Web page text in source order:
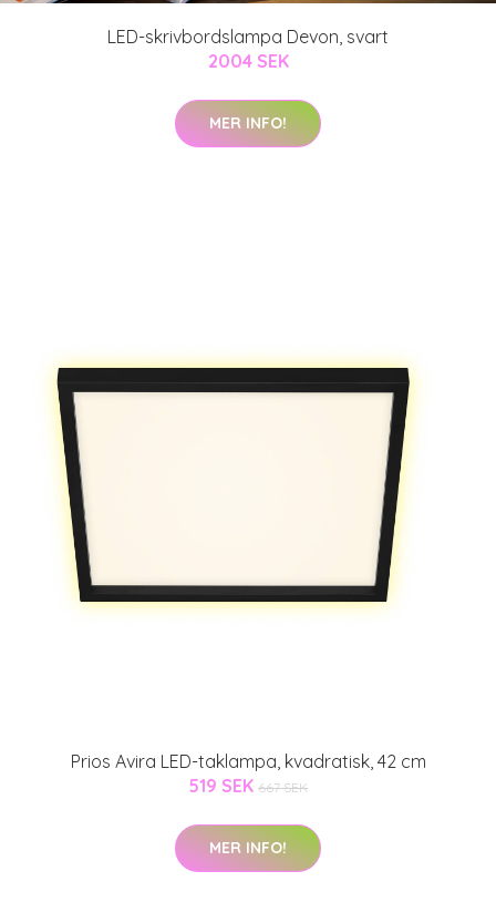
LED-skrivbordslampa Devon, svart
2004 SEK
MER INFO!
Prios Avira LED-taklampa, kvadratisk, 42 cm
519 SEK 667 SEK
MER INFO!